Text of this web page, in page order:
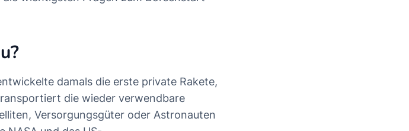
damals die erste private Rakete,
die wieder verwendbare
Versorgungsgüter oder Astronauten